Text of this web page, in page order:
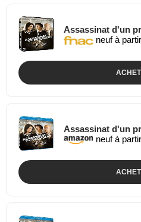
Assassinat d'un
neuf à
Assassinat d'un
neuf à